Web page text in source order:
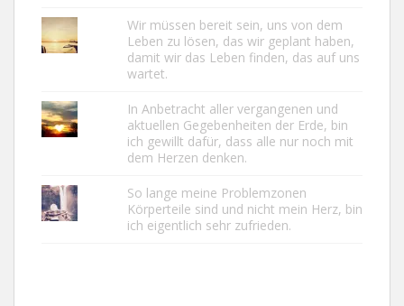
Wir müssen bereit sein, uns von dem
Leben zu lösen, das wir geplant haben,
damit wir das Leben finden, das auf uns
wartet.
In Anbetracht aller vergangenen und
aktuellen Gegebenheiten der Erde, bin
ich gewillt dafür, dass alle nur noch mit
dem Herzen denken.
So lange meine Problemzonen
Körperteile sind und nicht mein Herz, bin
ich eigentlich sehr zufrieden.